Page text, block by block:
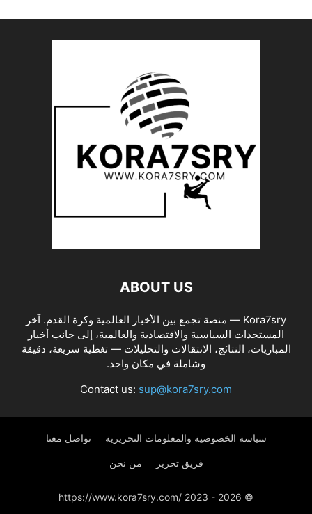
ABOUT US
Kora7sry — منصة تجمع بين الأخبار العالمية وكرة القدم. آخر
المستجدات السياسية والاقتصادية والعالمية، إلى جانب أخبار
المباريات، النتائج، الانتقالات والتحليلات — تغطية سريعة، دقيقة
وشاملة في مكان واحد.
Contact us: sup@kora7sry.com
سياسة الخصوصية والمعلومات التحريرية تواصل معنا
فريق تحرير من نحن
© https://www.kora7sry.com/ 2023 - 2026